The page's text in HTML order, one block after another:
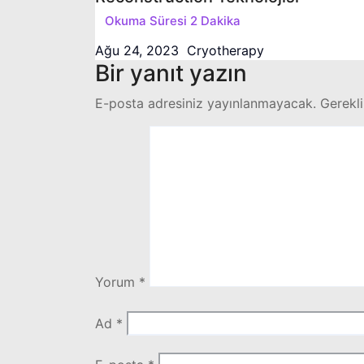
Ağu 24, 2023 Cryotherapy
Bir yanıt yazın
E-posta adresiniz yayınlanmayacak.
Yorum *
Ad *